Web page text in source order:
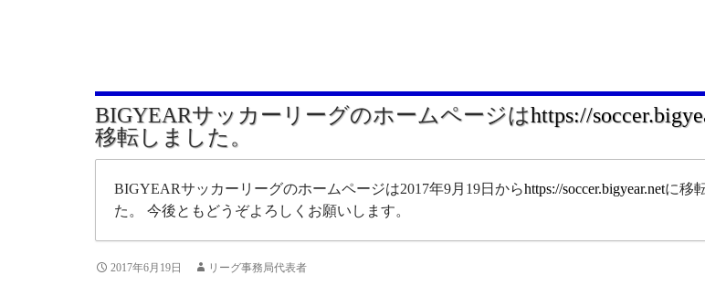
BIGYEARサッカーリーグのホームページはhttps://
移転しました。
BIGYEARサッカーリーグのホームページは2017年9月19日からhttps://soccer.bigyear.netに移
た。 今後ともどうぞよろしくお願いします。
2017年6月19日 リーグ事務局代表者